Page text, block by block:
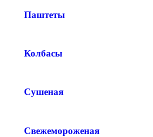
Паштеты
Колбасы
Сушеная
Свежемороженая